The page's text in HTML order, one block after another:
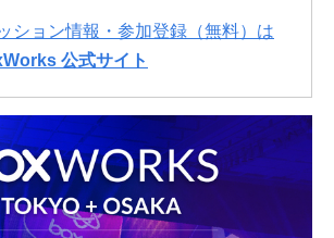
ション情報・参加登録（無料）は
公式サイト